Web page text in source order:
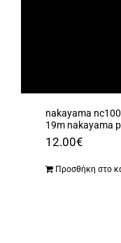
nakayama
19m nakayama
12.00€
Προσθήκη στο